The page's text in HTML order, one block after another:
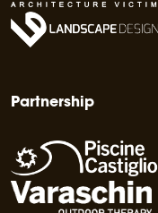
Partnership